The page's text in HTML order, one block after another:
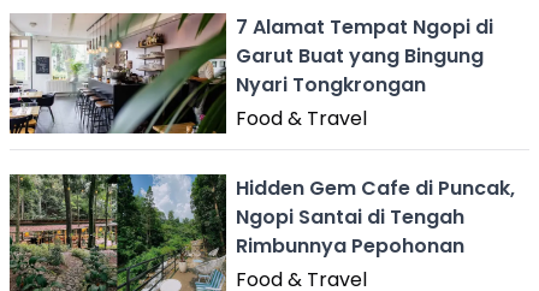
7 Alamat Tempat Ngopi di
Garut Buat yang Bingung
Nyari Tongkrongan
Food & Travel
Hidden Gem Cafe di Puncak,
Ngopi Santai di Tengah
Rimbunnya Pepohonan
Food & Travel